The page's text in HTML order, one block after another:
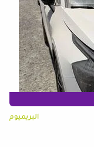
البريميوم